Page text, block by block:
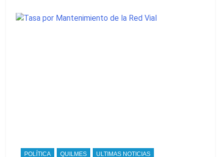
POLÍTICA QUILMES ULTIMAS NOTICIAS